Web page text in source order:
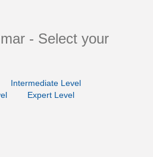
- Select your
Intermediate Level
Expert Level